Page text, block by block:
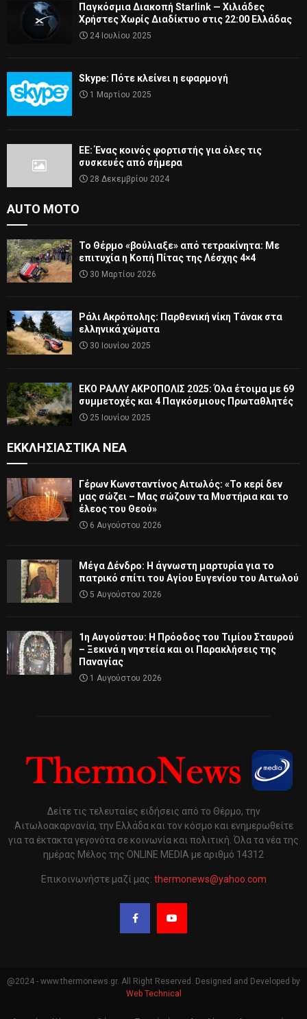
Παγκόσμια Διακοπή Starlink — Χιλιάδες
Χρήστες Χωρίς Διαδίκτυο στις 22:00 Ελλάδας
24 Ιουλίου 2025
Skype: Πότε κλείνει η εφαρμογή
1 Μαρτίου 2025
ΕΕ: Ένας κοινός φορτιστής για όλες τις
συσκευές από σήμερα
28 Δεκεμβρίου 2024
AUTO MOTO
Το Θέρμο «βούλιαξε» από τετρακίνητα: Με
επιτυχία η Κοπή Πίτας της Λέσχης 4×4
30 Μαρτίου 2026
Ράλι Ακρόπολης: Παρθενική νίκη Τάνακ στα
ελληνικά χώματα
30 Ιουνίου 2025
ΕΚΟ ΡΑΛΛΥ ΑΚΡΟΠΟΛΙΣ 2025: Όλα έτοιμα με 69
συμμετοχές και 4 Παγκόσμιους Πρωταθλητές
25 Ιουνίου 2025
ΕΚΚΛΗΣΙΑΣΤΙΚΆ ΝΈΑ
Γέρων Κωνσταντίνος Αιτωλός: «Το κερί δεν
μας σώζει – Μας σώζουν τα Μυστήρια και το
έλεος του Θεού»
6 Αυγούστου 2026
Μέγα Δένδρο: Η άγνωστη μαρτυρία για το
πατρικό σπίτι του Αγίου Ευγενίου του Αιτωλού
5 Αυγούστου 2026
1η Αυγούστου: Η Πρόοδος του Τιμίου Σταυρού
– Ξεκινά η νηστεία και οι Παρακλήσεις της
Παναγίας
1 Αυγούστου 2026
Δείτε τις τελευταίες ειδήσεις από το Θέρμο, την
Αιτωλοακαρνανία, την Ελλάδα και τον κόσμο και ενημερωθείτε
για τα έκτακτα γεγονότα σε κοινωνία και πολιτική. Όλα τα νέα της
ημέρας Μέλος της ONLINE MEDIA με αριθμό 14312
Επικοινωνήστε μαζί μας: thermonews@yahoo.com
@2024 - www.thermonews.gr. All Right Reserved. Designed and Developed by
Web Technical